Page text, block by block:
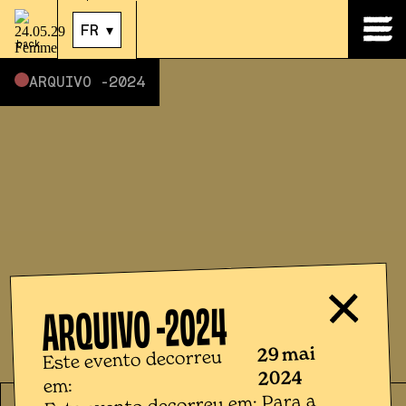
back
FR ▾
ARQUIVO -2024
ARQUIVO -2024
Este evento decorreu
em:
29 mai
2024